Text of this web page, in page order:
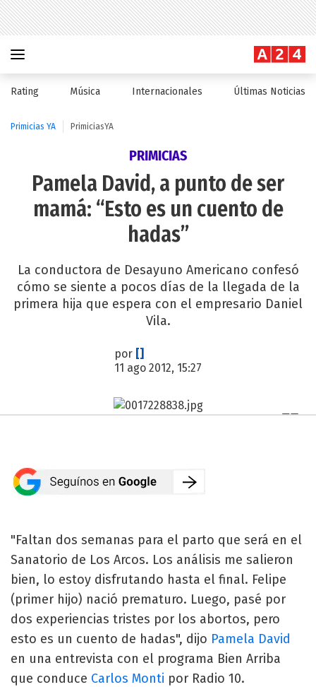
Rating Música Internacionales Últimas Noticias
Primicias YA PrimiciasYA
PRIMICIAS
Pamela David, a punto de ser
mamá: “Esto es un cuento de
hadas”
La conductora de Desayuno Americano confesó
cómo se siente a pocos días de la llegada de la
primera hija que espera con el empresario Daniel
Vila.
por []
11 ago 2012, 15:27
"Faltan dos semanas para el parto que será en el
Sanatorio de Los Arcos. Los análisis me salieron
bien, lo estoy disfrutando hasta el final. Felipe
(primer hijo) nació prematuro. Luego, pasé por
dos experiencias tristes por los abortos, pero
esto es un cuento de hadas", dijo Pamela David
en una entrevista con el programa Bien Arriba
que conduce Carlos Monti por Radio 10.